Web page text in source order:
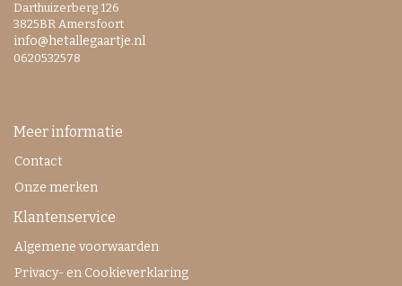
Darthuizerberg 126
3825BR Amersfoort
info@hetallegaartje.nl
0620532578
Meer informatie
Contact
Onze merken
Klantenservice
Algemene voorwaarden
Privacy- en Cookieverklaring